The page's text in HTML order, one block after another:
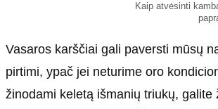
Dirbtinis intelektas
Kaip atvėsinti
Vasaros karščiai gali paversti mūsų
pirtimi, ypač jei neturime oro
žinodami keletą išmanių triukų, galite